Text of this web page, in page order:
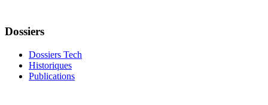
Dossiers
Dossiers Tech
Historiques
Publications